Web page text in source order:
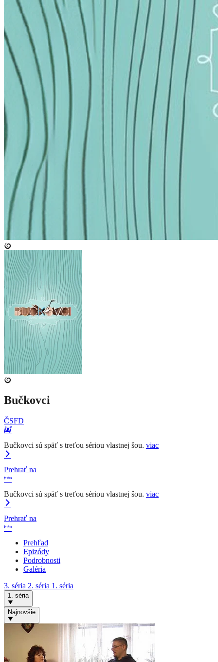
Bučkovci
ČSFD
Bučkovci sú späť s treťou sériou vlastnej šou. viac
Prehrať na
Bučkovci sú späť s treťou sériou vlastnej šou. viac
Prehrať na
Prehľad
Epizódy
Podrobnosti
Galéria
3. séria 2. séria 1. séria
1. séria
Najnovšie